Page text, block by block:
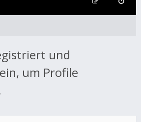
und
um Profile